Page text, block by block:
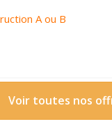
A ou B
Voir toutes nos